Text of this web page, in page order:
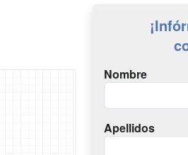
Nombre
Apellidos